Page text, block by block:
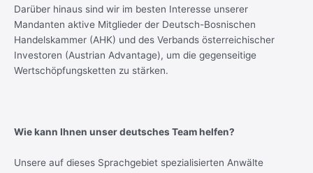
Darüber hinaus sind wir im besten Interesse unserer
Mandanten aktive Mitglieder der Deutsch-Bosnischen
Handelskammer (AHK) und des Verbands österreichischer
Investoren (Austrian Advantage), um die gegenseitige
Wertschöpfungsketten zu stärken.
Wie kann Ihnen unser deutsches Team helfen?
Unsere auf dieses Sprachgebiet spezialisierten Anwälte